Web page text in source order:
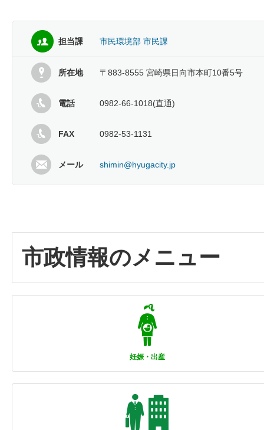
担当課 市民環境部 市民課
所在地 〒883-8555 宮崎県日向市本町10番5号
電話 0982-66-1018(直通)
FAX 0982-53-1131
メール shimin@hyugacity.jp
市政情報のメニュー
妊娠・出産